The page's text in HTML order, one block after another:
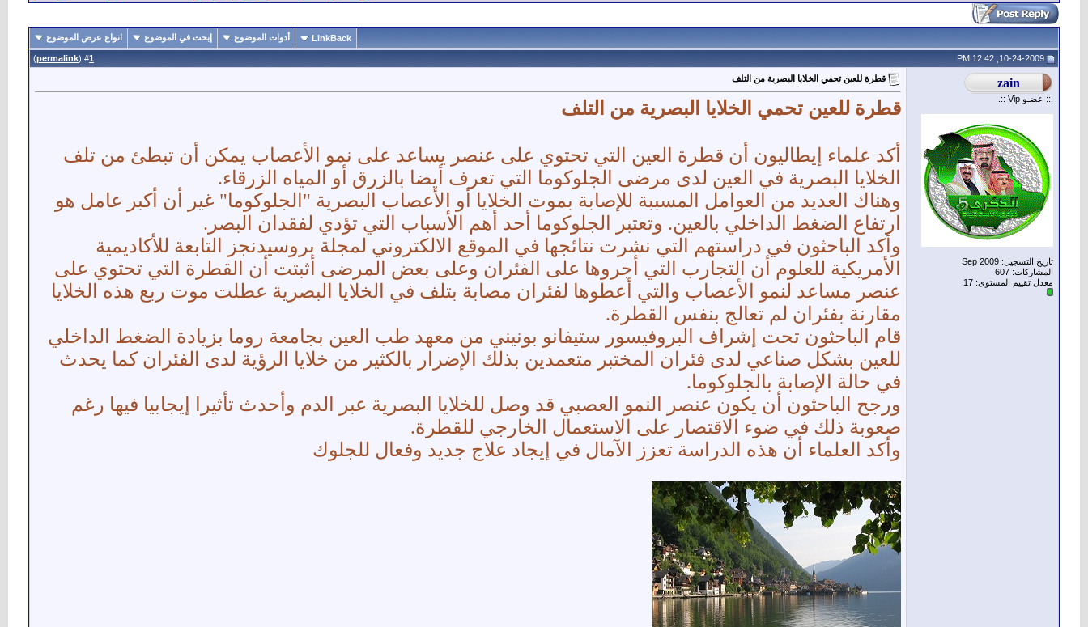
LinkBack أدوات الموضوع إبحث في الموضوع انواع عرض الموضوع
1
(
permalink
)
.:: عضـو Vip ::.
تاريخ التسجيل: Sep 2009
المشاركات: 607
معدل تقييم المستوى: 17
قطرة للعين تحمي الخلايا البصرية من التلف
قطرة للعين تحمي الخلايا البصرية من التلف
أكد علماء إيطاليون أن قطرة العين التي تحتوي على عنصر يساعد على نمو الأعصاب يمكن أن تبطئ من تلف
الخلايا البصرية في العين لدى مرضى الجلوكوما التي تعرف أيضا بالزرق أو المياه الزرقاء.
وهناك العديد من العوامل المسببة للإصابة بموت الخلايا أو الأعصاب البصرية "الجلوكوما" غير أن أكبر عامل هو
ارتفاع الضغط الداخلي بالعين. وتعتبر الجلوكوما أحد أهم الأسباب التي تؤدي لفقدان البصر.
وأكد الباحثون في دراستهم التي نشرت نتائجها في الموقع الالكتروني لمجلة بروسيدنجز التابعة للأكاديمية
الأمريكية للعلوم أن التجارب التي أجروها على الفئران وعلى بعض المرضى أثبتت أن القطرة التي تحتوي على
عنصر مساعد لنمو الأعصاب والتي أعطوها لفئران مصابة بتلف في الخلايا البصرية عطلت موت ربع هذه الخلايا
مقارنة بفئران لم تعالج بنفس القطرة.
قام الباحثون تحت إشراف البروفيسور ستيفانو بونيني من معهد طب العين بجامعة روما بزيادة الضغط الداخلي
للعين بشكل صناعي لدى فئران المختبر متعمدين بذلك الإضرار بالكثير من خلايا الرؤية لدى الفئران كما يحدث
في حالة الإصابة بالجلوكوما.
ورجح الباحثون أن يكون عنصر النمو العصبي قد وصل للخلايا البصرية عبر الدم وأحدث تأثيرا إيجابيا فيها رغم
صعوبة ذلك في ضوء الاقتصار على الاستعمال الخارجي للقطرة.
وأكد العلماء أن هذه الدراسة تعزز الآمال في إيجاد علاج جديد وفعال للجلوك